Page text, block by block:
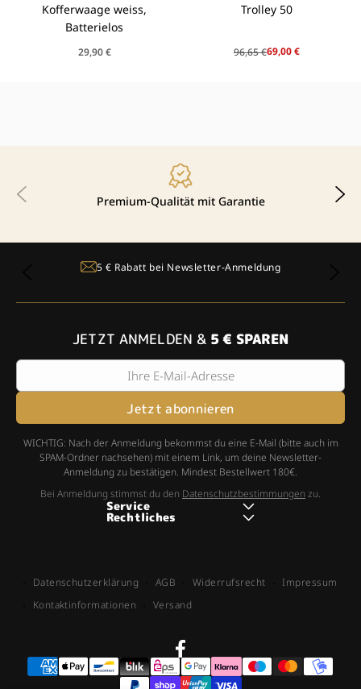
Kofferwaage weiss,
Batterielos
Normaler
29,90 €
Trolley 50
Normaler
96,65 €
Verkaufspreis
69,00 €
Premium-Qualität mit Garantie
5 € Rabatt bei Newsletter-Anmeldung
Service
Über uns
Zahlung & Versand
JETZT ANMELDEN & 5 € SPAREN
Ihre E-Mail-Adresse
Jetzt abonnieren
WICHTIG: Nach der Anmeldung bekommst du eine E-Mail (bitte auch im
SPAM-Ordner nachsehen) mit einem Link, um deine Newsletter-
Anmeldung zu bestätigen. Mindest Bestellwert 180€.
Bei Anmeldung stimmst du den Datenschutzbestimmungen zu.
Rechtliches
Datenschutz
Widerruf
Datenschutzerklärung AGB Widerrufsrecht
Impressum
Kontaktinformationen
Versand
Facebook
Zahlungsmethoden